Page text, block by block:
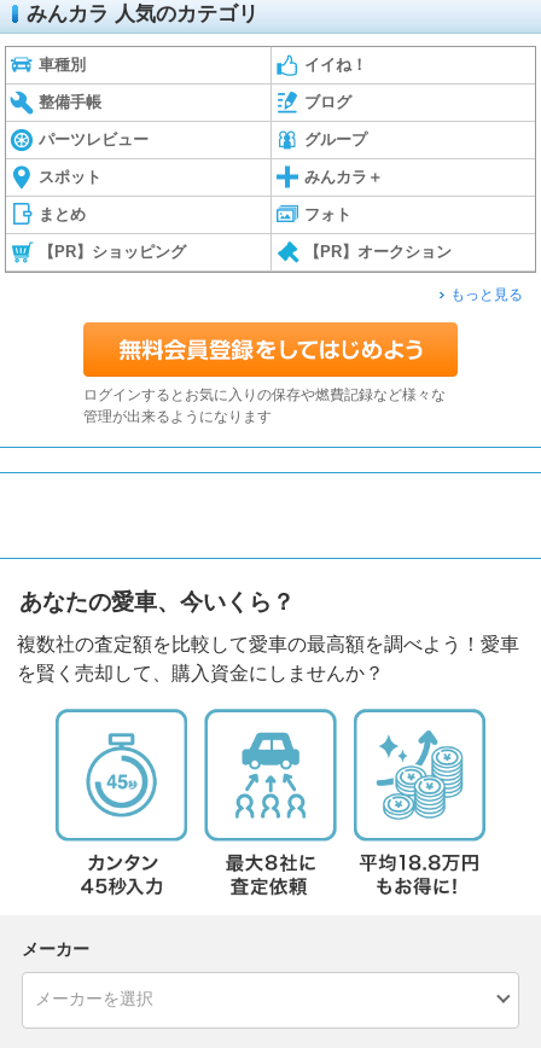
みんカラ 人気のカテゴリ
車種別 イイね！
整備手帳 ブログ
パーツレビュー グループ
スポット みんカラ＋
まとめ フォト
【PR】ショッピング 【PR】オークション
もっと見る
ログインするとお気に入りの保存や燃費記録など様々な
管理が出来るようになります
あなたの愛車、今いくら？
複数社の査定額を比較して愛車の最高額を調べよう！愛車
を賢く売却して、購入資金にしませんか？
メーカー